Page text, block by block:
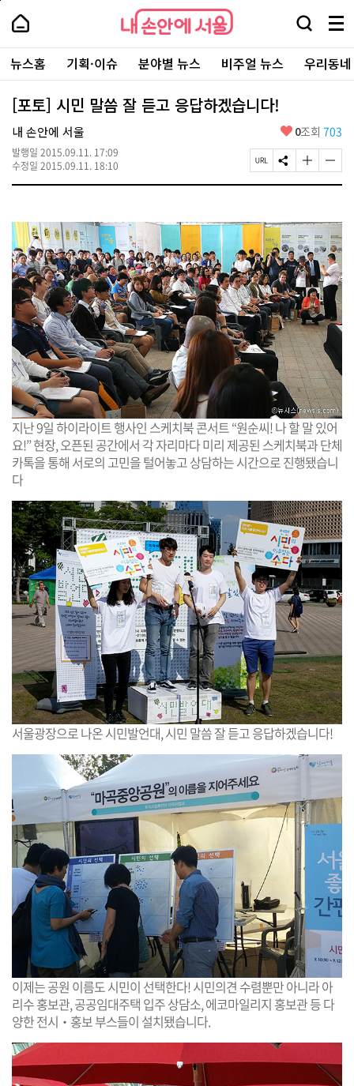
본
로
가
내
손
안
에
서
울
-
서
울
시
대
표
소
털
내
손
에
울
검
창
열
기
메
뉴
전
체
보
주
요
서
뉴스홈 기획·이슈 분야별 뉴스 비주얼 뉴스 우리동
[포토] 시민 말씀 잘 듣고 응답하겠습니다!
내 손안에 서울
발행일 2015.09.11. 17:09
수정일 2015.09.11. 18:10
좋
요
0조회 703
페
이
R
L
복
사
S
N
유
하
기
글
자
크
게
변
경
하
기
글
자
작
게
변
경
하
기
지난 9일 하이라이트 행사인 스케치북 콘서트 “원순씨! 나 할 말 있어
요!” 현장, 오픈된 공간에서 각 자리마다 미리 제공된 스케치북과 단체
카톡을 통해 서로의 고민을 털어놓고 상담하는 시간으로 진행됐습니
다
서울광장으로 나온 시민발언대, 시민 말씀 잘 듣고 응답하겠습니다!
이제는 공원 이름도 시민이 선택한다! 시민의견 수렴뿐만 아니라 아
리수 홍보관, 공공임대주택 입주 상담소, 에코마일리지 홍보관 등 다
양한 전시‧홍보 부스들이 설치됐습니다.
페
상
단
로